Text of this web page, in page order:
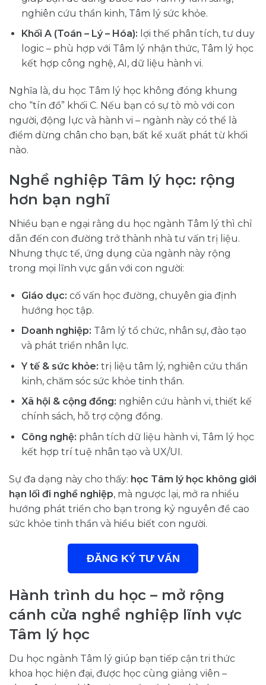
nghiên cứu thần kinh, Tâm lý sức khỏe.
Khối A (Toán – Lý – Hóa): lợi thế phân tích, tư duy
logic – phù hợp với Tâm lý nhận thức, Tâm lý học
kết hợp công nghệ, AI, dữ liệu hành vi.
Nghĩa là, du học Tâm lý học không đóng khung
cho “tín đồ” khối C. Nếu bạn có sự tò mò với con
người, động lực và hành vi – ngành này có thể là
điểm dừng chân cho bạn, bất kể xuất phát từ khối
nào.
Nghề nghiệp Tâm lý học: rộng
hơn bạn nghĩ
Nhiều bạn e ngại rằng du học ngành Tâm lý thì chỉ
dẫn đến con đường trở thành nhà tư vấn trị liệu.
Nhưng thực tế, ứng dụng của ngành này rộng
trong mọi lĩnh vực gắn với con người:
Giáo dục: cố vấn học đường, chuyên gia định
hướng học tập.
Doanh nghiệp: Tâm lý tổ chức, nhân sự, đào tạo
và phát triển nhân lực.
Y tế & sức khỏe: trị liệu tâm lý, nghiên cứu thần
kinh, chăm sóc sức khỏe tinh thần.
Xã hội & cộng đồng: nghiên cứu hành vi, thiết kế
chính sách, hỗ trợ cộng đồng.
Công nghệ: phân tích dữ liệu hành vi, Tâm lý học
kết hợp trí tuệ nhân tạo và UX/UI.
Sự đa dạng này cho thấy: học Tâm lý học không giới
hạn lối đi nghề nghiệp, mà ngược lại, mở ra nhiều
hướng phát triển cho bạn trong kỷ nguyên đề cao
sức khỏe tinh thần và hiểu biết con người.
ĐĂNG KÝ TƯ VẤN
Hành trình du học – mở rộng
cánh cửa nghề nghiệp lĩnh vực
Tâm lý học
Du học ngành Tâm lý giúp bạn tiếp cận tri thức
khoa học hiện đại, được học cùng giảng viên –